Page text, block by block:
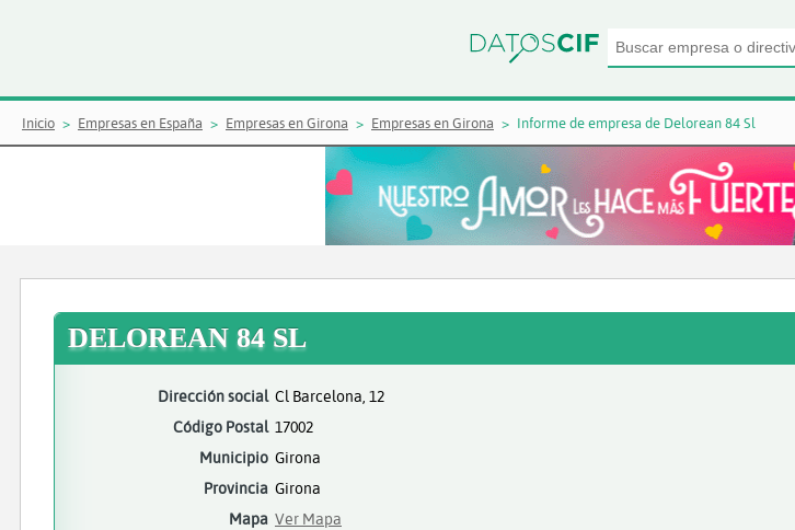
Inicio Empresas en España Empresas en Girona Empresas en Girona Informe de empresa de Delorean 84 Sl
DELOREAN 84 SL
Dirección social Cl Barcelona, 12
Código Postal 17002
Municipio Girona
Provincia Girona
Mapa Ver Mapa